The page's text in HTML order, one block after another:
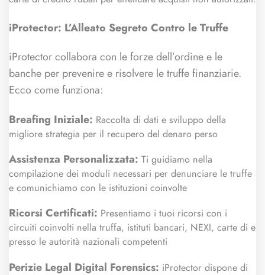
iProtector: L’Alleato Segreto Contro le Truffe
iProtector collabora con le forze dell’ordine e le
banche per prevenire e risolvere le truffe finanziarie.
Ecco come funziona:
Breafing Iniziale: Raccolta di dati e sviluppo della
migliore strategia per il recupero del denaro perso
Assistenza Personalizzata: Ti guidiamo nella
compilazione dei moduli necessari per denunciare le truffe
e comunichiamo con le istituzioni coinvolte
Ricorsi Certificati: Presentiamo i tuoi ricorsi con i
circuiti coinvolti nella truffa, istituti bancari, NEXI, carte di e
presso le autorità nazionali competenti
Perizie Legal Digital Forensics: iProtector dispone di